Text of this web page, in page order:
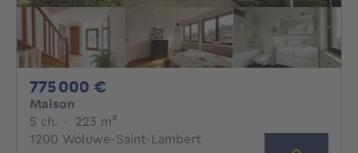
775 000 €
Maison
5 ch. 5 chambres
· 223 m²
1200 Woluwe-Saint-Lambert